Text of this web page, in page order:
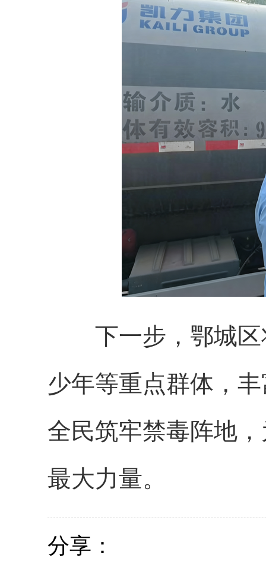
下一步，鄂城
少年等重点群体，
全民筑牢禁毒阵地
最大力量。
分享：